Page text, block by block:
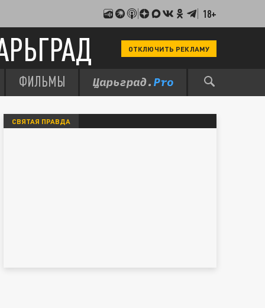
18+
ОТКЛЮЧИТЬ РЕКЛАМУ
ФИЛЬМЫ
СВЯТАЯ ПРАВДА